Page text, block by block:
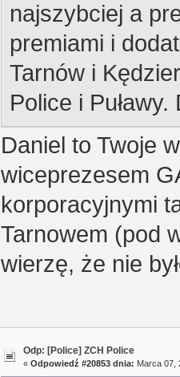
najszybciej a
premiami i
Tarnów i
Police i
Daniel to Twoje
wiceprezesem
korporacyjnymi
Tarnowem (pod
wierzę, że nie
Odp: [Police] ZCH Police
« Odpowiedź #20853 dnia: Marca 07,